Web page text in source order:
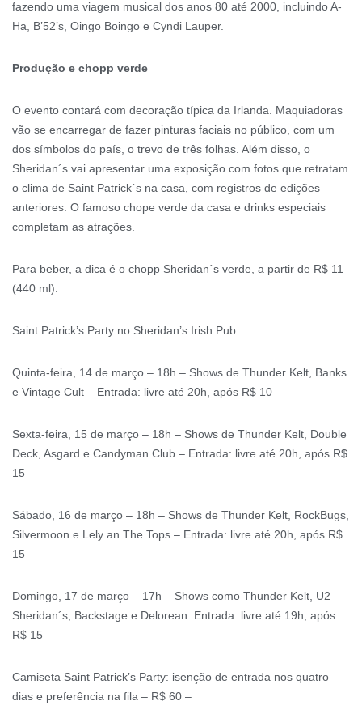
fazendo uma viagem musical dos anos 80 até 2000, incluindo A-
Ha, B’52’s, Oingo Boingo e Cyndi Lauper.
Produção e chopp verde
O evento contará com decoração típica da Irlanda. Maquiadoras
vão se encarregar de fazer pinturas faciais no público, com um
dos símbolos do país, o trevo de três folhas. Além disso, o
Sheridan´s vai apresentar uma exposição com fotos que retratam
o clima de Saint Patrick´s na casa, com registros de edições
anteriores. O famoso chope verde da casa e drinks especiais
completam as atrações.
Para beber, a dica é o chopp Sheridan´s verde, a partir de R$ 11
(440 ml).
Saint Patrick’s Party no Sheridan’s Irish Pub
Quinta-feira, 14 de março – 18h – Shows de Thunder Kelt, Banks
e Vintage Cult – Entrada: livre até 20h, após R$ 10
Sexta-feira, 15 de março – 18h – Shows de Thunder Kelt, Double
Deck, Asgard e Candyman Club – Entrada: livre até 20h, após R$
15
Sábado, 16 de março – 18h – Shows de Thunder Kelt, RockBugs,
Silvermoon e Lely an The Tops – Entrada: livre até 20h, após R$
15
Domingo, 17 de março – 17h – Shows como Thunder Kelt, U2
Sheridan´s, Backstage e Delorean. Entrada: livre até 19h, após
R$ 15
Camiseta Saint Patrick’s Party: isenção de entrada nos quatro
dias e preferência na fila – R$ 60 –